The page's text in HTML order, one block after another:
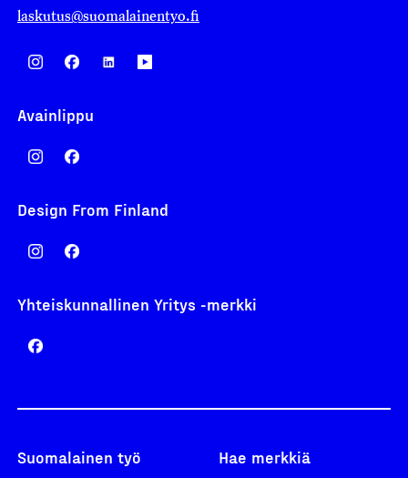
laskutus@suomalainentyo.fi
Avainlippu
Design From Finland
Yhteiskunnallinen Yritys -merkki
Suomalainen työ Hae merkkiä